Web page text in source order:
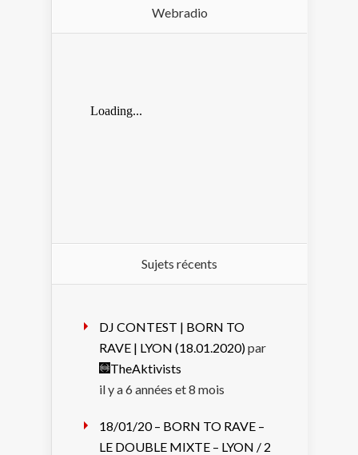
Webradio
Sujets récents
DJ CONTEST | BORN TO
RAVE | LYON (18.01.2020)par
TheAktivists
il y a 6 années et 8 mois
18/01/20 – BORN TO RAVE –
LE DOUBLE MIXTE – LYON / 2